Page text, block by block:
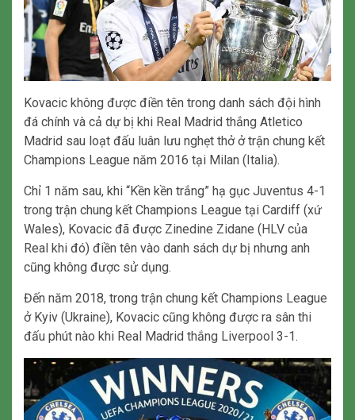
Kovacic không được điền tên trong danh sách đội hình
đá chính và cả dự bị khi Real Madrid thắng Atletico
Madrid sau loạt đấu luân lưu nghẹt thở ở trận chung kết
Champions League năm 2016 tại Milan (Italia).
Chỉ 1 năm sau, khi “Kền kền trắng” hạ gục Juventus 4-1
trong trận chung kết Champions League tại Cardiff (xứ
Wales), Kovacic đã được Zinedine Zidane (HLV của
Real khi đó) điền tên vào danh sách dự bị nhưng anh
cũng không được sử dụng.
Đến năm 2018, trong trận chung kết Champions League
ở Kyiv (Ukraine), Kovacic cũng không được ra sân thi
đấu phút nào khi Real Madrid thắng Liverpool 3-1.